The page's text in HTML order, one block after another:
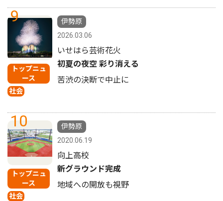
9
トップニュ
ース
社会
伊勢原
2026.03.06
いせはら芸術花火
初夏の夜空 彩り消える
苦渋の決断で中止に
10
トップニュ
ース
社会
伊勢原
2020.06.19
向上高校
新グラウンド完成
地域への開放も視野